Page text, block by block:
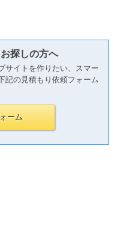
探しの方へ
サイトを作りたい、スマー
記の見積もり依頼フォーム